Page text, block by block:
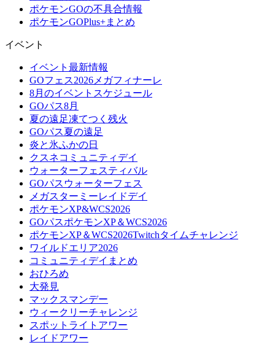
ポケモンGOの不具合情報
ポケモンGOPlus+まとめ
イベント
イベント最新情報
GOフェス2026メガフィナーレ
8月のイベントスケジュール
GOパス8月
夏の遠足凍てつく残火
GOパス夏の遠足
炎と氷ふかの日
クスネコミュニティデイ
ウォーターフェスティバル
GOパスウォーターフェス
メガスターミーレイドデイ
ポケモンXP&WCS2026
GOパスポケモンXP＆WCS2026
ポケモンXP＆WCS2026Twitchタイムチャレンジ
ワイルドエリア2026
コミュニティデイまとめ
おひろめ
大発見
マックスマンデー
ウィークリーチャレンジ
スポットライトアワー
レイドアワー